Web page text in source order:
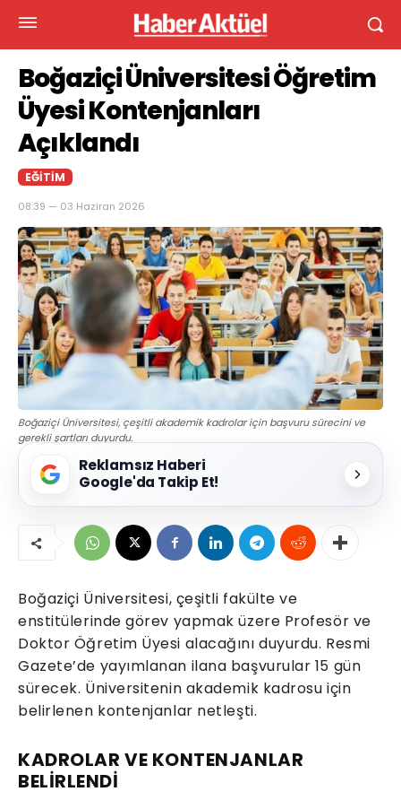
Boğaziçi Üniversitesi Öğretim
Üyesi Kontenjanları
Açıklandı
EĞITIM
08:39 — 03 Haziran 2026
Boğaziçi Üniversitesi, çeşitli akademik kadrolar için başvuru sürecini ve
gerekli şartları duyurdu.
Reklamsız Haberi
Google'da Takip Et!
Boğaziçi Üniversitesi, çeşitli fakülte ve
enstitülerinde görev yapmak üzere Profesör ve
Doktor Öğretim Üyesi alacağını duyurdu. Resmi
Gazete’de yayımlanan ilana başvurular 15 gün
sürecek. Üniversitenin akademik kadrosu için
belirlenen kontenjanlar netleşti.
KADROLAR VE KONTENJANLAR
BELİRLENDİ